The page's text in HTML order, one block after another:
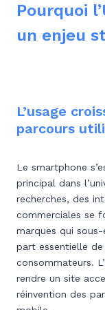
Pourquoi
un enjeu
L’usage
parcours
Le smartphone
principal dans
recherches, des
commerciales se
marques qui
part essentielle
consommateurs.
rendre un site
réinvention des